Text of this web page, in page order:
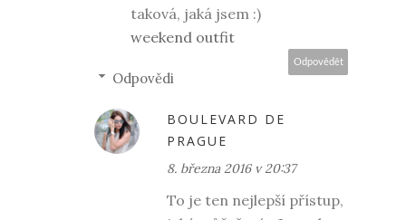
taková, jaká jsem :)
weekend outfit
Odpovědět
Odpovědi
BOULEVARD DE
PRAGUE
8. března 2016 v 20:37
To je ten nejlepší přístup,